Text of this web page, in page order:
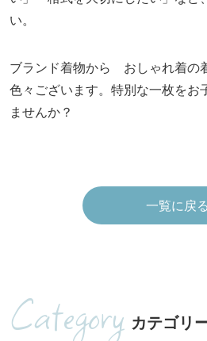
い。
ブランド着物から おしゃれ着の
色々ございます。特別な一枚を
ませんか？
一覧に戻る
Category カテゴリ